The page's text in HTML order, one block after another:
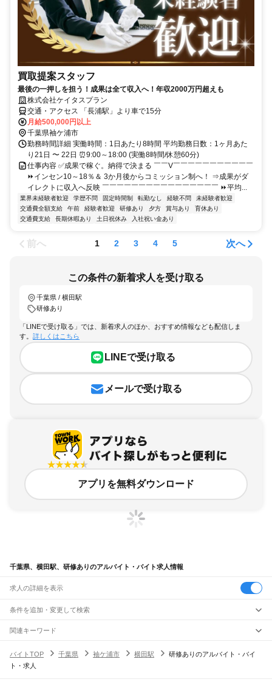
買取提案スタッフ
最後の一押しを担う！成果は全て収入へ！年収2000万円超えも
株式会社ケイタスプラン
交通・アクセス 「長浦駅」より車で15分
月給500,000円以上
千葉県袖ケ浦市
勤務時間詳細 実働時間：1日あたり8時間 平均勤務日数：1ヶ月あた
り21日 〜 22日 ⏰9:00～18:00 (実働8時間/休憩60分)
仕事内容 ✅成果で稼ぐ。納得で決まる ￣￣V￣￣￣￣￣￣￣￣￣￣￣
⏩インセン10～18％＆ 3か月後からコミッション制へ！ ⇒成果がダ
イレクトに収入へ反映 ￣￣￣￣￣￣￣￣￣￣￣￣￣￣￣￣ ⏩平均...
業界未経験者歓迎 学歴不問 固定時間制 転勤なし 経験不問
未経験者歓迎
交通費全額支給
午前 経験者歓迎 研修あり 夕方 賞与あり
育休あり
交通費支給
長期休暇あり 土日祝休み 入社祝い金あり
前へ 1 2 3 4 5 次へ
この条件の新着求人を受け取る
千葉県 / 横田駅
研修あり
「LINEで受け取る」では、新着求人のほか、おすすめ情報なども配信しま
す。 詳しくはこちら
LINEで受け取る
メールで受け取る
アプリを無料ダウンロード
千葉県、横田駅、研修ありのアルバイト・バイト求人情報
求人の詳細を表示
条件を追加・変更して検索
市区町村を追加・変更
千葉県すべて
千葉市
駅を追加・変更
職種を追加・変更
関連キーワード
バイトTOP
千葉県 袖ケ浦市 横田駅
研修ありのアルバイト・バイ
ト・求人